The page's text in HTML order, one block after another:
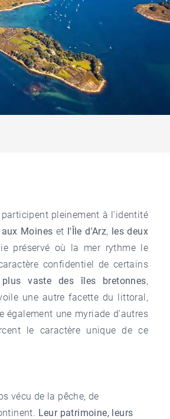
participent pleinement à l'identité
Moines et l'Île d'Arz, les deux
préservé où la mer rythme le
confidentiel de certains
vaste des îles bretonnes,
une autre facette du littoral,
également une myriade d'autres
le caractère unique de ce
vécu de la pêche, de
Leur patrimoine, leurs